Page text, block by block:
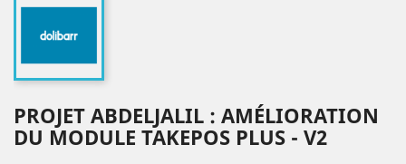
PROJET ABDELJALIL : AMÉLIORATION
DU MODULE TAKEPOS PLUS - V2